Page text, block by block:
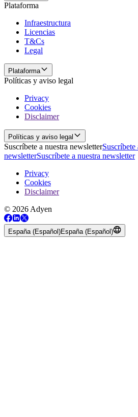
Plataforma
Infraestructura
Licencias
T&Cs
Legal
Plataforma
Políticas y aviso legal
Privacy
Cookies
Disclaimer
Políticas y aviso legal
Suscríbete a nuestra newsletterSuscríbete
newsletterSuscríbete a nuestra newsletter
Privacy
Cookies
Disclaimer
© 2026 Adyen
España (Español)España (Español)